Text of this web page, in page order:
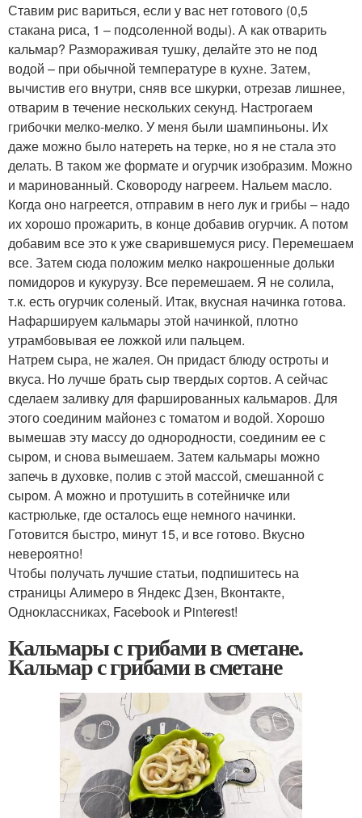
Ставим рис вариться, если у вас нет готового (0,5
стакана риса, 1 – подсоленной воды). А как отварить
кальмар? Размораживая тушку, делайте это не под
водой – при обычной температуре в кухне. Затем,
вычистив его внутри, сняв все шкурки, отрезав лишнее,
отварим в течение нескольких секунд. Настрогаем
грибочки мелко-мелко. У меня были шампиньоны. Их
даже можно было натереть на терке, но я не стала это
делать. В таком же формате и огурчик изобразим. Можно
и маринованный. Сковороду нагреем. Нальем масло.
Когда оно нагреется, отправим в него лук и грибы – надо
их хорошо прожарить, в конце добавив огурчик. А потом
добавим все это к уже сварившемуся рису. Перемешаем
все. Затем сюда положим мелко накрошенные дольки
помидоров и кукурузу. Все перемешаем. Я не солила,
т.к. есть огурчик соленый. Итак, вкусная начинка готова.
Нафаршируем кальмары этой начинкой, плотно
утрамбовывая ее ложкой или пальцем.
Натрем сыра, не жалея. Он придаст блюду остроты и
вкуса. Но лучше брать сыр твердых сортов. А сейчас
сделаем заливку для фаршированных кальмаров. Для
этого соединим майонез с томатом и водой. Хорошо
вымешав эту массу до однородности, соединим ее с
сыром, и снова вымешаем. Затем кальмары можно
запечь в духовке, полив с этой массой, смешанной с
сыром. А можно и протушить в сотейничке или
кастрюльке, где осталось еще немного начинки.
Готовится быстро, минут 15, и все готово. Вкусно
невероятно!
Чтобы получать лучшие статьи, подпишитесь на
страницы Алимеро в Яндекс Дзен, Вконтакте,
Одноклассниках, Facebook и Pinterest!
Кальмары с грибами в сметане.
Кальмар с грибами в сметане